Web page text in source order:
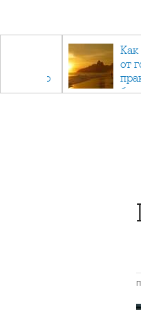
отново
от